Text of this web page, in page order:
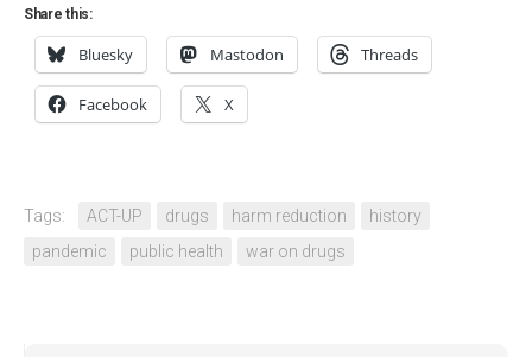
Share this:
Bluesky Mastodon Threads
Facebook X
Tags: ACT-UP drugs harm reduction
history
pandemic
public health war on drugs